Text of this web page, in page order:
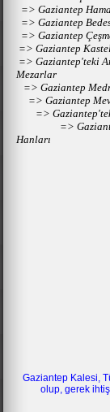
=> Gaziantep
=> Gaziantep
=> Gaziantep
=> Gaziantep
=> Gaziantep'teki
Mezarlar
=> Gaziantep
=> Gaziantep
=>
=>
Hanları
Gaziantep Kalesi,
olup, gerek